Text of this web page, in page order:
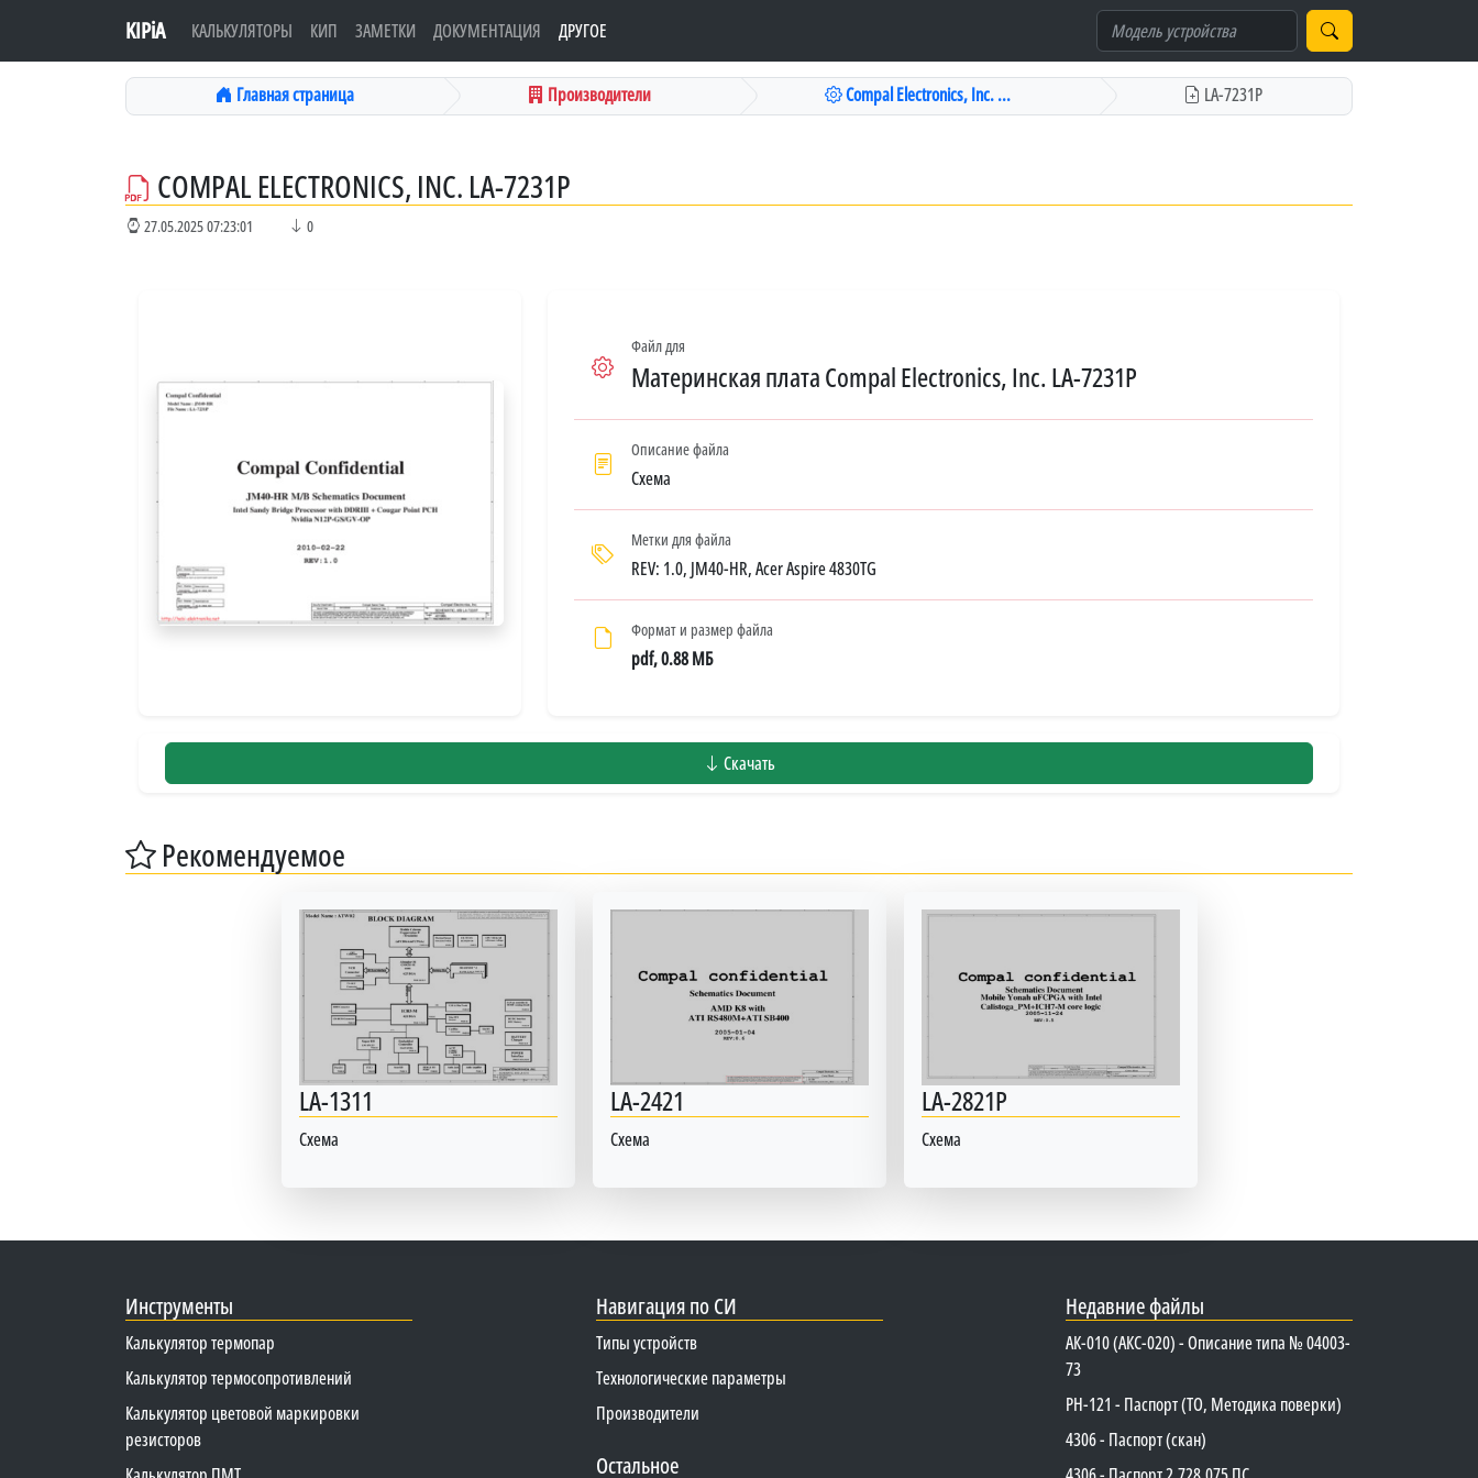
KIPiA КАЛЬКУЛЯТОРЫ КИП ЗАМЕТКИ ДОКУМЕНТАЦИЯ ДРУГОЕ
Главная страница Производители Compal Electronics, Inc. ... LA-7231P
COMPAL ELECTRONICS, INC. LA-7231P
27.05.2025 07:23:01 0
Файл для
Материнская плата Compal Electronics, Inc. LA-7231P
Описание файла
Схема
Метки для файла
REV: 1.0, JM40-HR, Acer Aspire 4830TG
Формат и размер файла
pdf, 0.88 МБ
Скачать
Рекомендуемое
LA-1311
Схема
LA-2421
Схема
LA-2821P
Схема
Инструменты
Калькулятор термопар
Калькулятор термосопротивлений
Калькулятор цветовой маркировки
резисторов
Навигация по СИ
Типы устройств
Технологические параметры
Производители
Остальное
Недавние файлы
АК-010 (АКС-020) - Описание типа № 04003-
73
PH-121 - Паспорт (ТО, Методика поверки)
4306 - Паспорт (скан)